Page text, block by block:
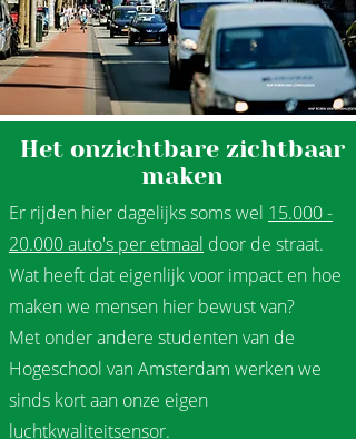
Het onzichtbare zichtbaar
maken
Er rijden hier dagelijks soms wel 15.000 -
20.000 auto's per etmaal door de straat.
Wat heeft dat eigenlijk voor impact en hoe
maken we mensen hier bewust van?
Met onder andere studenten van de
Hogeschool van Amsterdam werken we
sinds kort aan onze eigen
luchtkwaliteitsensor.